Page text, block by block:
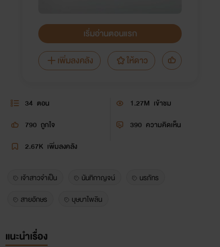
เริ่มอ่านตอนแรก
เพิ่มลงคลัง
ให้ดาว
34 ตอน 1.27M เข้าชม
790 ถูกใจ 390 ความคิดเห็น
2.67K เพิ่มลงคลัง
เจ้าสาวจำเป็น นันทิกาญจน์
นรภัทร
สายอักษร
บุษบาไพลิน
แนะนำเรื่อง